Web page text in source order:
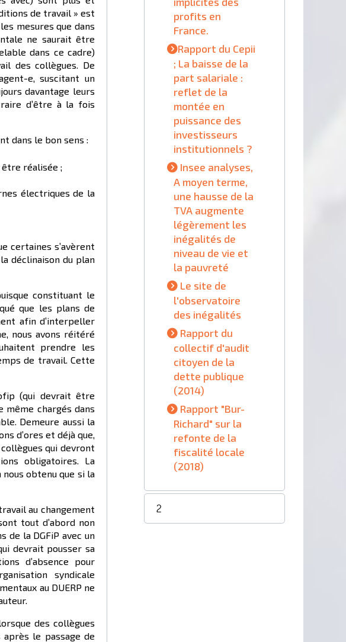
de travail » est
mesures que dans
ne saurait être
dans ce cadre)
des collègues. De
e, suscitant un
davantage leurs
d’être à la fois
dans le bon sens :
être réalisée ;
électriques de la
certaines s’avèrent
déclinaison du plan
constituant le
que les plans de
afin d’interpeller
nous avons réitéré
prendre les
de travail. Cette
(qui devrait être
même chargés dans
Demeure aussi la
d’ores et déjà que,
qui devront
obligatoires. La
obtenu que si la
au changement
tout d’abord non
la DGFiP avec un
devrait pousser sa
d’absence pour
syndicale
au DUERP ne
des collègues
le passage de
profits en
France.
Rapport du Cepii
; La baisse de la
part salariale :
reflet de la
montée en
puissance des
investisseurs
institutionnels ?
Insee analyses,
A moyen terme,
une hausse de la
TVA augmente
légèrement les
inégalités de
niveau de vie et
la pauvreté
Le site de
l'observatoire
des inégalités
Rapport du
collectif d'audit
citoyen de la
dette publique
(2014)
Rapport "Bur-
Richard" sur la
refonte de la
fiscalité locale
(2018)
2